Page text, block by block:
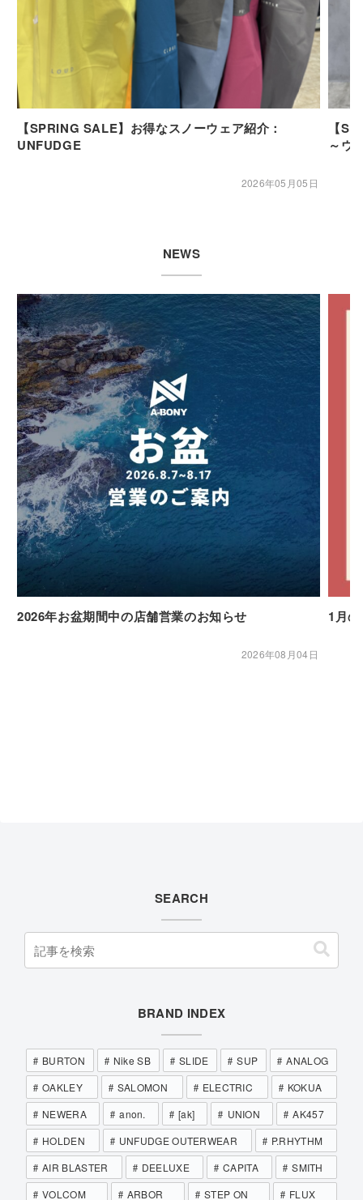
【SPRING SALE】お得なスノーウェア紹介：
UNFUDGE
2026年05月05日
【
～ウ
NEWS
2026年お盆期間中の店舗営業のお知らせ
2026年08月04日
1月
SEARCH
BRAND INDEX
BURTON Nike SB SLIDE SUP
ANALOG
OAKLEY
SALOMON ELECTRIC
KOKUA
NEWERA
anon. [ak] UNION
AK457
HOLDEN
UNFUDGE OUTERWEAR
P.RHYTHM
AIR BLASTER
DEELUXE CAPITA
SMITH
VOLCOM
ARBOR STEP ON
FLUX